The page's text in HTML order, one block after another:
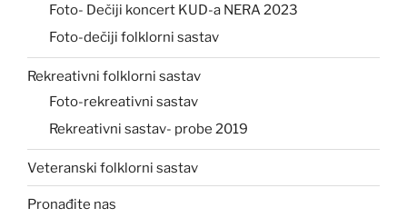
Foto- Dečiji koncert KUD-a NERA 2023
Foto-dečiji folklorni sastav
Rekreativni folklorni sastav
Foto-rekreativni sastav
Rekreativni sastav- probe 2019
Veteranski folklorni sastav
Pronađite nas